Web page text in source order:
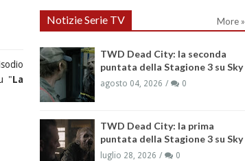
"La
Notizie Serie TV More »
TWD Dead City: la seconda
puntata della Stagione 3 su Sky
agosto 04, 2026 0
TWD Dead City: la prima
puntata della Stagione 3 su Sky
luglio 28, 2026 0